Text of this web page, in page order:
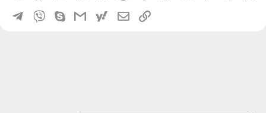
Telegram
Viber SkypeGmailyahoomailЭлектронная почта